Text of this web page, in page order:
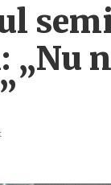
„Nu